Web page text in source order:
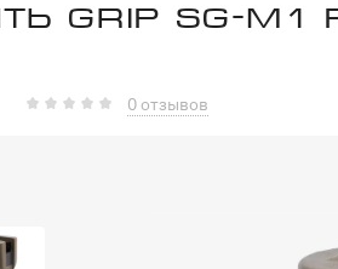
Grip SG-M1
0 отзывов